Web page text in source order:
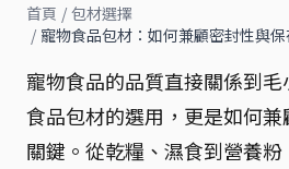
首頁 / 包材選擇
/ 寵物食品包材：如何兼顧密封性與保
寵物食品的品質直接關係到
食品包材的選用，更是如何
關鍵。從乾糧、濕食到營養